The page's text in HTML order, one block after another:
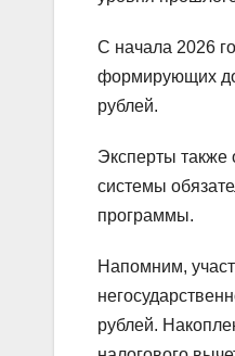
С начала 2026
формирующих
рублей.
Эксперты также
системы
программы.
Напомним,
рублей.